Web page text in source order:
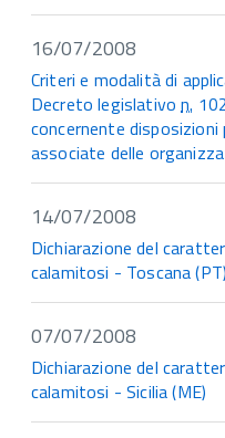
16/07/2008
Criteri e modalità di
Decreto legislativon.
concernente
associate delle
14/07/2008
Dichiarazione del
calamitosi - Toscana (PT)
07/07/2008
Dichiarazione del
calamitosi - Sicilia (ME)